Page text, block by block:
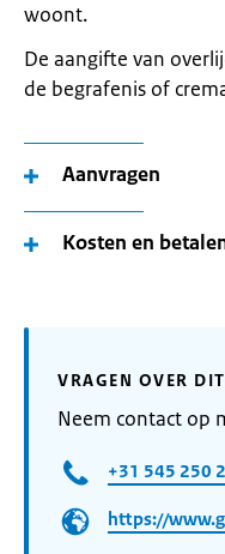
woont.
De aangifte van
de begrafenis of
Aanvragen
Kosten en
VRAGEN OVER
Neem contact op
+31 545 250
https://